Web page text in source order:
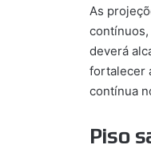
As
contínuos,
deverá
fortalecer
contínua
Piso